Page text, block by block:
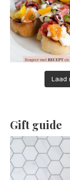
Laad
Gift guide